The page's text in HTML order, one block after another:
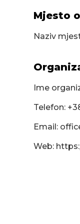
Mjesto
Naziv
Ime
Telefon:
Email:
Web: